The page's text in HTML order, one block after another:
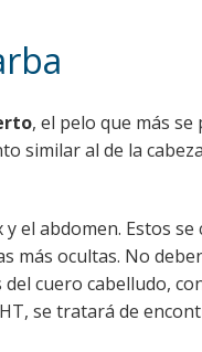
, el pelo que más se
similar al de la
el abdomen. Estos se
más ocultas. No
cuero cabelludo,
se tratará de